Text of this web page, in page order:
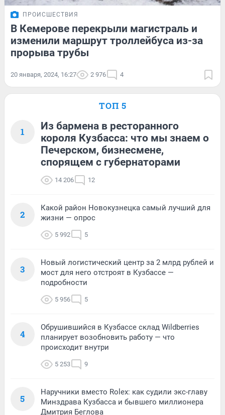
ПРОИСШЕСТВИЯ
В Кемерове перекрыли магистраль и
изменили маршрут троллейбуса из-за
прорыва трубы
20 января, 2024, 16:27 2 976 4
ТОП 5
1
Из бармена в ресторанного
короля Кузбасса: что мы знаем о
Печерском, бизнесмене,
спорящем с губернаторами
14 206 12
2
Какой район Новокузнецка самый лучший для
жизни — опрос
5 992 5
3
Новый логистический центр за 2 млрд рублей и
мост для него отстроят в Кузбассе —
подробности
5 956 5
4
Обрушившийся в Кузбассе склад Wildberries
планирует возобновить работу — что
происходит внутри
5 253 9
5
Наручники вместо Rolex: как судили экс-главу
Минздрава Кузбасса и бывшего миллионера
Дмитрия Беглова